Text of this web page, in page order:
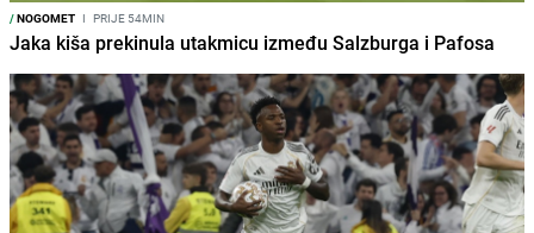
/NOGOMET I PRIJE 54MIN
Jaka kiša prekinula utakmicu između Salzburga i Pafosa